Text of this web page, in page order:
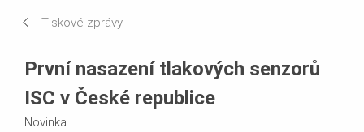
Tiskové zprávy
První nasazení tlakových senzorů
ISC v České republice
Novinka